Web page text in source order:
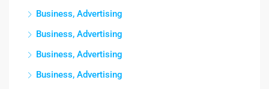
Business, Advertising
Business, Advertising
Business, Advertising
Business, Advertising